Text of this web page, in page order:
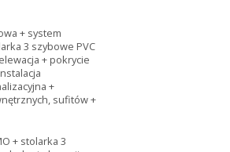
+ system
3 szybowe PVC
+ pokrycie
+
sufitów +
+ stolarka 3